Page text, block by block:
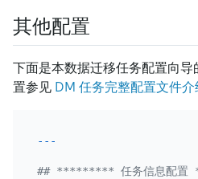
其他配置
下面是本数据迁移任务配置向
置参见 DM 任务完整配置文件介
## ********* 任务信息配